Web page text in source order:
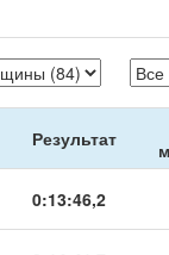
Результат
0:13:46,2